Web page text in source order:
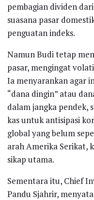
pembagian dividen
suasana pasar
penguatan indeks.
Namun Budi tetap
pasar, mengingat
Ia menyarankan agar
“dana dingin” atau
dalam jangka pendek,
kas untuk antisipasi
global yang belum
arah Amerika Serikat,
sikap utama.
Sementara itu, Chief
Pandu Sjahrir,